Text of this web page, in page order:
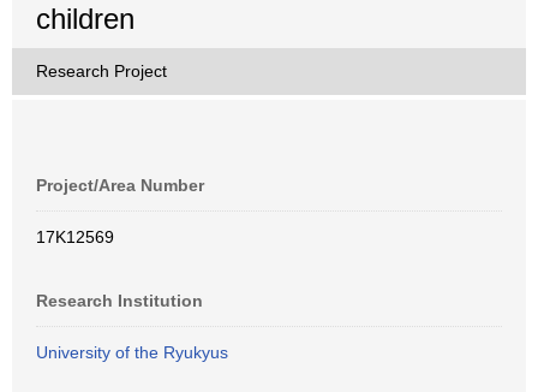
children
Research Project
Project/Area Number
17K12569
Research Institution
University of the Ryukyus